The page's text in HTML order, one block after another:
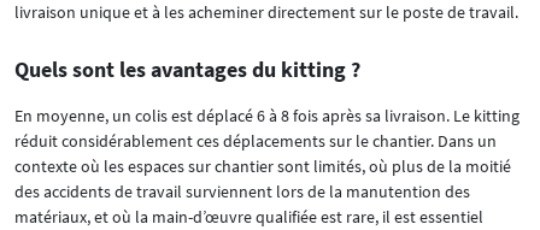
livraison unique et à les acheminer directement sur le poste de travail.
Quels sont les avantages du kitting ?
En moyenne, un colis est déplacé 6 à 8 fois après sa livraison. Le kitting
réduit considérablement ces déplacements sur le chantier. Dans un
contexte où les espaces sur chantier sont limités, où plus de la moitié
des accidents de travail surviennent lors de la manutention des
matériaux, et où la main-d’œuvre qualifiée est rare, il est essentiel